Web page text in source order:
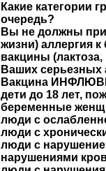
Какие категории
очередь?
Вы не должны
жизни) аллергия
вакцины
Ваших серьезных
Вакцина
дети до 18 лет,
беременные
люди с
люди с
люди с
нарушениями